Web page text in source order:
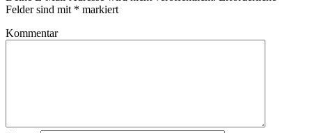
Felder sind mit * markiert
Kommentar